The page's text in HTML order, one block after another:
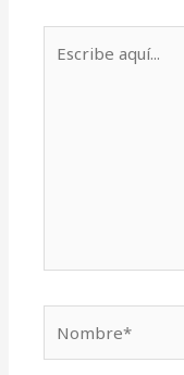
aquí...